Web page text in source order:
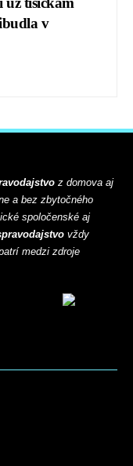
v
z domova aj
a bez zbytočného
spoločenské aj
vždy
medzi zdroje